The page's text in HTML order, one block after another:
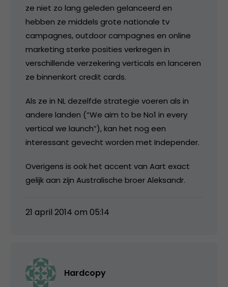
ze niet zo lang geleden gelanceerd en
hebben ze middels grote nationale tv
campagnes, outdoor campagnes en online
marketing sterke posities verkregen in
verschillende verzekering verticals en lanceren
ze binnenkort credit cards.
Als ze in NL dezelfde strategie voeren als in
andere landen (“We aim to be No1 in every
vertical we launch”), kan het nog een
interessant gevecht worden met Independer.
Overigens is ook het accent van Aart exact
gelijk aan zijn Australische broer Aleksandr.
21 april 2014 om 05:14
Hardcopy